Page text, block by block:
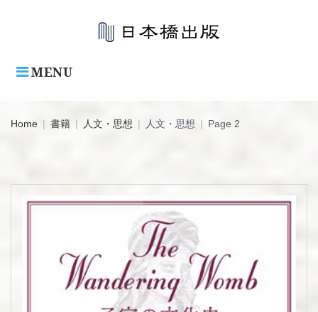
MENU
Home | 書籍 | 人文・思想 | 人文・思想 | Page 2
テ
ゴ